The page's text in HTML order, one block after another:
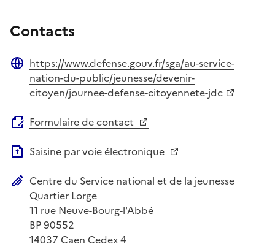
Contacts
Site web
https://www.defense.gouv.fr/sga/au-service-
nation-du-public/jeunesse/devenir-
citoyen/journee-defense-citoyennete-jdc
Formulaire de contact
Saisine par voie électronique
Adresse postale
Centre du Service national et de la jeunesse
Quartier Lorge
11 rue Neuve-Bourg-l'Abbé
BP 90552
14037 Caen Cedex 4